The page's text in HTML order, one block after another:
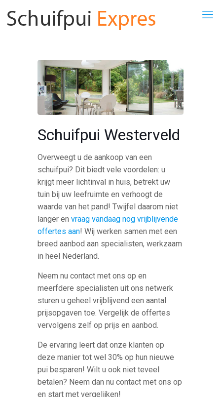
Schuifpui Westerveld
Overweegt u de aankoop van een
schuifpui? Dit biedt vele voordelen: u
krijgt meer lichtinval in huis, betrekt uw
tuin bij uw leefruimte en verhoogt de
waarde van het pand! Twijfel daarom niet
langer envraag vandaag nog vrijblijvende
offertes aan! Wij werken samen met een
breed aanbod aan specialisten, werkzaam
in heel Nederland.
Neem nu contact met ons op en
meerfdere specialisten uit ons netwerk
sturen u geheel vrijblijvend een aantal
prijsopgaven toe. Vergelijk de offertes
vervolgens zelf op prijs en aanbod.
De ervaring leert dat onze klanten op
deze manier tot wel 30% op hun nieuwe
pui besparen! Wilt u ook niet teveel
betalen? Neem dan nu contact met ons op
en start met vergelijken!